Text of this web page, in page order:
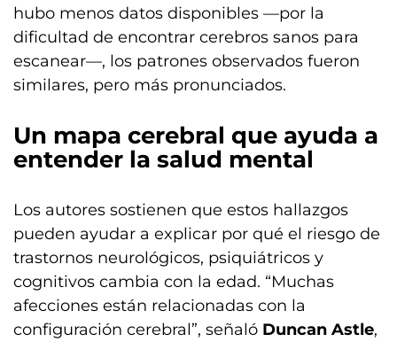
hubo menos datos disponibles —por la
dificultad de encontrar cerebros sanos para
escanear—, los patrones observados fueron
similares, pero más pronunciados.
Un mapa cerebral que ayuda a
entender la salud mental
Los autores sostienen que estos hallazgos
pueden ayudar a explicar por qué el riesgo de
trastornos neurológicos, psiquiátricos y
cognitivos cambia con la edad. “Muchas
afecciones están relacionadas con la
configuración cerebral”, señaló Duncan Astle,